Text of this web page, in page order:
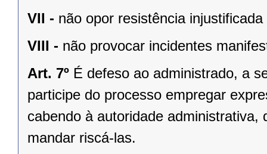
VII - não opor resistência
VIII - não provocar incidentes
Art. 7º É defeso ao administrado, a
participe do processo empregar
cabendo à autoridade
mandar riscá-las.